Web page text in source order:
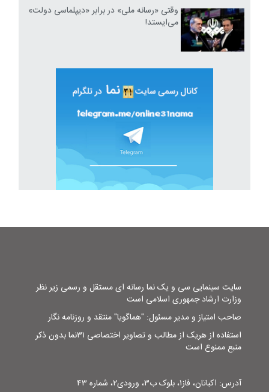
وقتی «رسانه ملی» در برابر «دیپلماسی دولت»
می‌ایستد!
سایت سینمایی سی و یک نما رسانه ای مستقل و رسمی زیر نظر
وزارت ارشاد جمهوری اسلامی است
صاحب امتیاز و مدیر مسئول: "هماگویا" منتقد و روزنامه نگار
استفاده از هریک از مطالب و تصاویر اختصاصی ۳۱نما بدون ذکر
منبع ممنوع است
آدرس: اکباتان، فاز۱، بلوک ب۳، ورودی۲، شماره ۴۳